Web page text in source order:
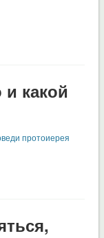
какой
протоиерея